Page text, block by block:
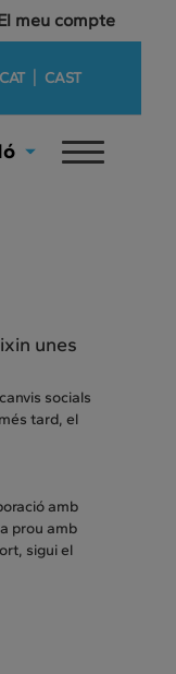
meu compte
CAT | CAST
Toggle
unes
socials
tard, el
amb
prou amb
sigui el